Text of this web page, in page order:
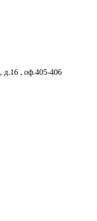
д.16 , оф.405-406